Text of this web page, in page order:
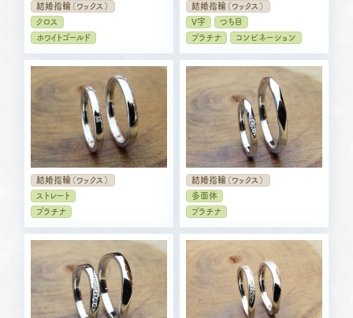
結婚指輪（ワックス）
クロス
ホワイトゴールド
結婚指輪（ワックス）
V字
つち目
プラチナ
コンビネーション
結婚指輪（ワックス）
ストレート
プラチナ
結婚指輪（ワックス）
多面体
プラチナ